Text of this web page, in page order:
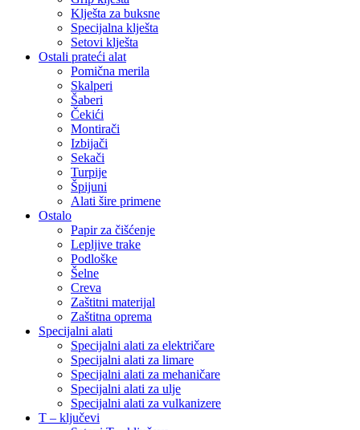
Klješta za buksne
Specijalna klješta
Setovi klješta
Ostali prateći alat
Pomična merila
Skalperi
Šaberi
Čekići
Montirači
Izbijači
Sekači
Turpije
Špijuni
Alati šire primene
Ostalo
Papir za čišćenje
Lepljive trake
Podloške
Šelne
Creva
Zaštitni materijal
Zaštitna oprema
Specijalni alati
Specijalni alati za električare
Specijalni alati za limare
Specijalni alati za mehaničare
Specijalni alati za ulje
Specijalni alati za vulkanizere
T – ključevi